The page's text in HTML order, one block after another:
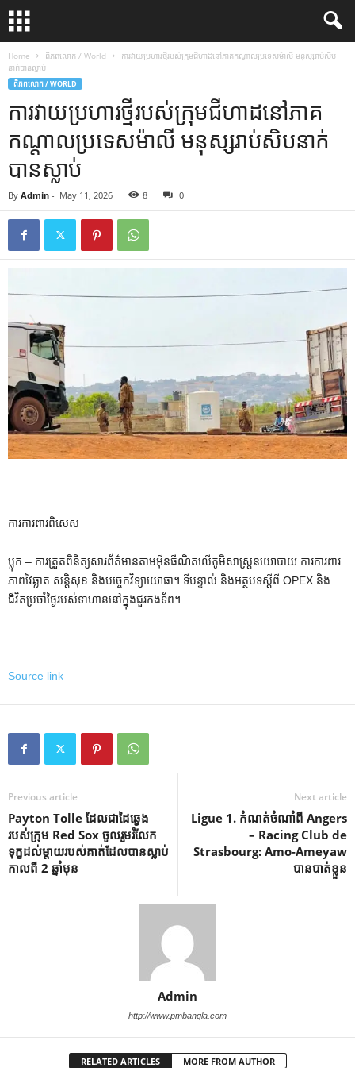
Home ពិភពលោក / World
ការ​វាយ​ប្រហារ​ថ្មី​របស់​ក្រុម​ជីហាដ​នៅ​ភាគ​កណ្តាល​ប្រទេស​ម៉ាលី មនុស្ស​រាប់​សិប​
នាក់​បាន​ស្លាប់
ពិភពលោក / WORLD
ការ​វាយ​ប្រហារ​ថ្មី​របស់​ក្រុម​ជីហាដ​នៅ​ភាគ​
កណ្តាល​ប្រទេស​ម៉ាលី មនុស្ស​រាប់​សិប​នាក់​
បាន​ស្លាប់
By Admin - May 11, 2026 8 0
ការការពារពិសេស
ប្លុក – ការត្រួតពិនិត្យសារព័ត៌មានតាមអ៊ីនធឺណិតលើភូមិសាស្ត្រនយោបាយ ការការពារ
ភាពវៃឆ្លាត សន្តិសុខ និងបច្ចេកវិទ្យាយោធា។ ទីបន្ទាល់ និងអត្ថបទស្តីពី OPEX និង
ជីវិតប្រចាំថ្ងៃរបស់ទាហាននៅក្នុងជួរកងទ័ព។
Source link
Previous article
Payton Tolle ដែលជាដៃឆ្វេង
របស់ក្រុម Red Sox ចូលរួមរំលែក
ទុក្ខដល់ម្តាយរបស់គាត់ដែលបានស្លាប់
កាលពី 2 ឆ្នាំមុន
Next article
Ligue 1. កំណត់ចំណាំពី Angers
– Racing Club de
Strasbourg: Amo-Ameyaw
បានបាត់ខ្លួន
Admin
http://www.pmbangla.com
RELATED ARTICLES MORE FROM AUTHOR